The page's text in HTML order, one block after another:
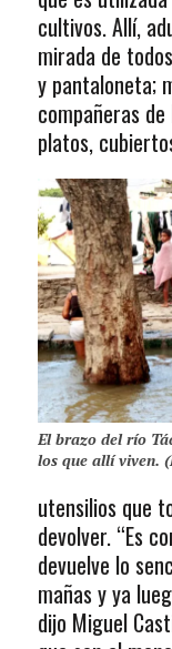
cultivos. Allí,
mirada de
y pantaloneta;
compañeras de
platos,
El brazo del río
los que allí viven.
utensilios que
devolver. “Es
devuelve lo
mañas y ya
dijo Miguel